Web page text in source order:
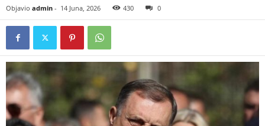
Objavio admin - 14 Juna, 2026 430 0